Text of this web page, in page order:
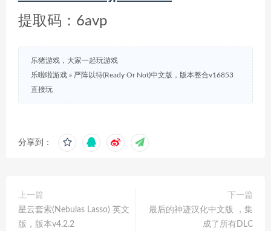
提取码：6avp
乐猪游戏，大家一起玩游戏
乐啦啦游戏 » 严阵以待(Ready Or Not)中文版，版本整合v16853
直接玩
分享到：
上一篇
星云套索(Nebulas Lasso) 英文
版，版本v4.2.2
下一篇
最后的神迹汉化中文版 ，集
成了所有DLC